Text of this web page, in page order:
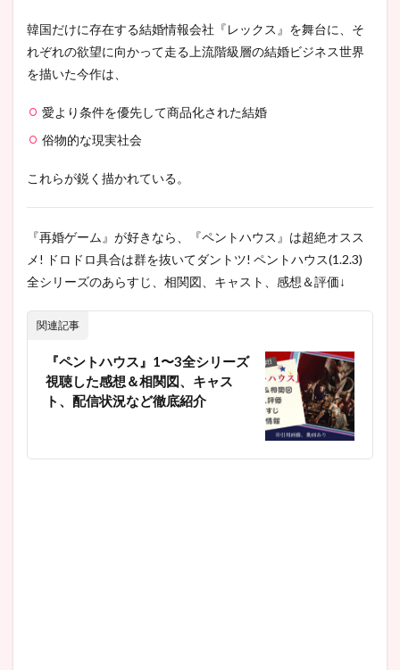
韓国だけに存在する結婚情報会社『レックス』を舞台に、そ
れぞれの欲望に向かって走る上流階級層の結婚ビジネス世界
を描いた今作は、
愛より条件を優先して商品化された結婚
俗物的な現実社会
これらが鋭く描かれている。
『再婚ゲーム』が好きなら、『ペントハウス』は超絶オスス
メ! ドロドロ具合は群を抜いてダントツ! ペントハウス(1.2.3)
全シリーズのあらすじ、相関図、キャスト、感想＆評価↓
関連記事
『ペントハウス』1〜3全シリーズ
視聴した感想＆相関図、キャス
ト、配信状況など徹底紹介